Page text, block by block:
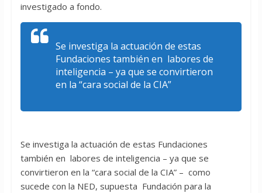
investigado a fondo.
Se investiga la actuación de estas
Fundaciones también en labores de
inteligencia – ya que se convirtieron
en la “cara social de la CIA”
Se investiga la actuación de estas Fundaciones
también en labores de inteligencia – ya que se
convirtieron en la “cara social de la CIA” – como
sucede con la NED, supuesta Fundación para la